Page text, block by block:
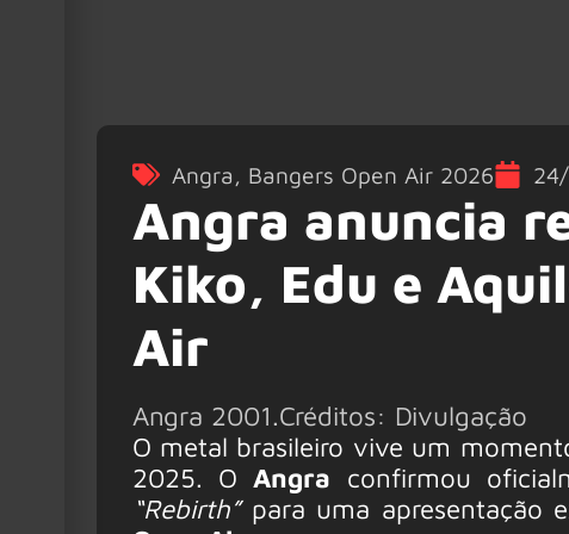
Angra, Bangers Open Air 2026
Angra anuncia
Kiko, Edu e
Air
Angra 2001.Créditos: Divulgação
O metal brasileiro vive um
2025. OAngra confirmou
“Rebirth”para uma apresentação